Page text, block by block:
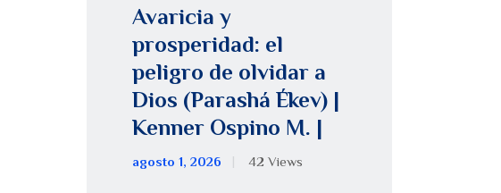
Avaricia y
prosperidad: el
peligro de olvidar a
Dios (Parashá Ékev) |
Kenner Ospino M. |
agosto 1, 2026 42 Views